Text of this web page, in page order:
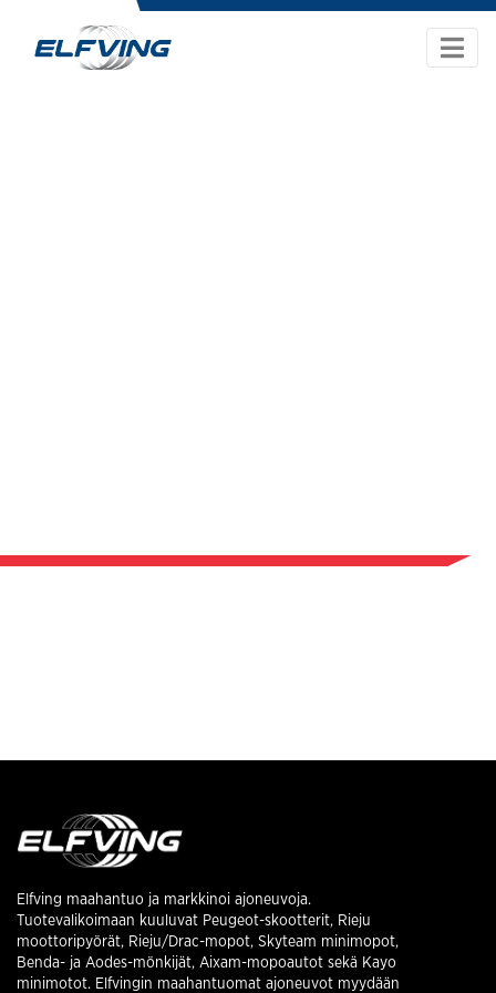
Elfving maahantuo ja markkinoi ajoneuvoja.
Tuotevalikoimaan kuuluvat Peugeot-skootterit, Rieju
moottoripyörät, Rieju/Drac-mopot, Skyteam minimopot,
Benda- ja Aodes-mönkijät, Aixam-mopoautot sekä Kayo
minimotot. Elfvingin maahantuomat ajoneuvot myydään